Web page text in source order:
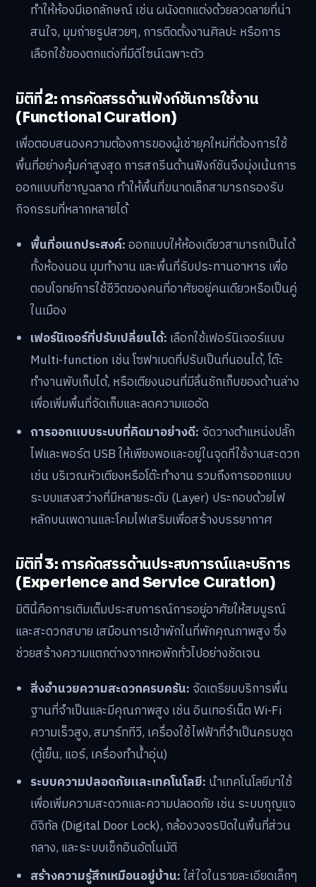
ทำให้ห้องมีเอกลักษณ์ เช่น ผนังตกแต่งด้วยลวดลายที่น่า
สนใจ, มุมถ่ายรูปสวยๆ, การติดตั้งงานศิลปะ หรือการ
เลือกใช้ของตกแต่งที่มีดีไซน์เฉพาะตัว
มิติที่ 2: การคัดสรรด้านฟังก์ชันการใช้งาน
(Functional Curation)
เพื่อตอบสนองความต้องการของผู้เช่ายุคใหม่ที่ต้องการใช้
พื้นที่อย่างคุ้มค่าสูงสุด การสกรีนด้านฟังก์ชันจึงมุ่งเน้นการ
ออกแบบที่ชาญฉลาด ทำให้พื้นที่ขนาดเล็กสามารถรองรับ
กิจกรรมที่หลากหลายได้
พื้นที่อเนกประสงค์:ออกแบบให้ห้องเดียวสามารถเป็นได้
ทั้งห้องนอน มุมทำงาน และพื้นที่รับประทานอาหาร เพื่อ
ตอบโจทย์การใช้ชีวิตของคนที่อาศัยอยู่คนเดียวหรือเป็นคู่
ในเมือง
เฟอร์นิเจอร์ที่ปรับเปลี่ยนได้: เลือกใช้เฟอร์นิเจอร์แบบ
Multi-function เช่น โซฟาเบดที่ปรับเป็นที่นอนได้, โต๊ะ
ทำงานพับเก็บได้, หรือเตียงนอนที่มีลิ้นชักเก็บของด้านล่าง
เพื่อเพิ่มพื้นที่จัดเก็บและลดความแออัด
การออกแบบระบบที่คิดมาอย่างดี: จัดวางตำแหน่งปลั๊ก
ไฟและพอร์ต USB ให้เพียงพอและอยู่ในจุดที่ใช้งานสะดวก
เช่น บริเวณหัวเตียงหรือโต๊ะทำงาน รวมถึงการออกแบบ
ระบบแสงสว่างที่มีหลายระดับ (Layer) ประกอบด้วยไฟ
หลักบนเพดานและโคมไฟเสริมเพื่อสร้างบรรยากาศ
มิติที่ 3: การคัดสรรด้านประสบการณ์และบริการ
(Experience and Service Curation)
มิตินี้คือการเติมเต็มประสบการณ์การอยู่อาศัยให้สมบูรณ์
และสะดวกสบาย เสมือนการเข้าพักในที่พักคุณภาพสูง ซึ่ง
ช่วยสร้างความแตกต่างจากหอพักทั่วไปอย่างชัดเจน
สิ่งอำนวยความสะดวกครบครัน: จัดเตรียมบริการพื้น
ฐานที่จำเป็นและมีคุณภาพสูง เช่น อินเทอร์เน็ต Wi-Fi
ความเร็วสูง, สมาร์ททีวี, เครื่องใช้ไฟฟ้าที่จำเป็นครบชุด
(ตู้เย็น, แอร์, เครื่องทำน้ำอุ่น)
ระบบความปลอดภัยและเทคโนโลยี: นำเทคโนโลยีมาใช้
เพื่อเพิ่มความสะดวกและความปลอดภัย เช่น ระบบกุญแจ
ดิจิทัล (Digital Door Lock), กล้องวงจรปิดในพื้นที่ส่วน
กลาง, และระบบเช็กอินอัตโนมัติ
สร้างความรู้สึกเหมือนอยู่บ้าน:ใส่ใจในรายละเอียดเล็กๆ